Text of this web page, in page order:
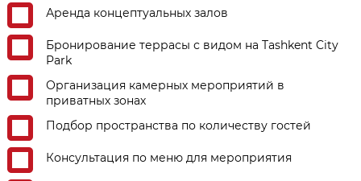
Аренда концептуальных залов
Бронирование террасы с видом на Tashkent City
Park
Организация камерных мероприятий в
приватных зонах
Подбор пространства по количеству гостей
Консультация по меню для мероприятия